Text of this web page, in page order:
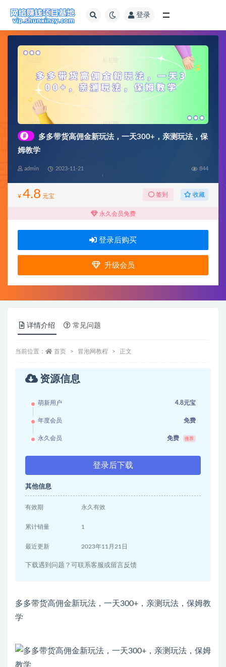
登录
#
多多带货高佣金新玩法，一天300+，亲测玩法，保
姆教学
admin 2023-11-21 844
¥ 4.8 元宝 签到 收藏
永久会员免费
登录后购买
升级会员
详情介绍 常见问题
当前位置： 首页 冒泡网教程 正文
资源信息
萌新用户 4.8元宝
年度会员 免费
永久会员 免费 推荐
登录后下载
其他信息
有效期 永久有效
累计销量 1
最近更新 2023年11月21日
下载遇到问题？可联系客服或留言反馈
多多带货高佣金新玩法，一天300+，亲测玩法，保姆教
学